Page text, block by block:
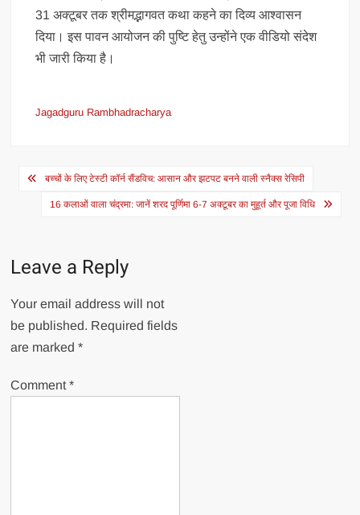
31 अक्टूबर तक श्रीमद्भागवत कथा कहने का दिव्य आश्वासन
दिया। इस पावन आयोजन की पुष्टि हेतु उन्होंने एक वीडियो संदेश
भी जारी किया है।
Jagadguru Rambhadracharya
Post
navigation
बच्चों के लिए टेस्टी कॉर्न सैंडविच: आसान और झटपट बनने वाली स्नैक्स रेसिपी
16 कलाओं वाला चंद्रमा: जानें शरद पूर्णिमा 6-7 अक्टूबर का मुहूर्त और पूजा विधि
Leave a Reply
Your email address will not
be published. Required fields
are marked*
Comment*